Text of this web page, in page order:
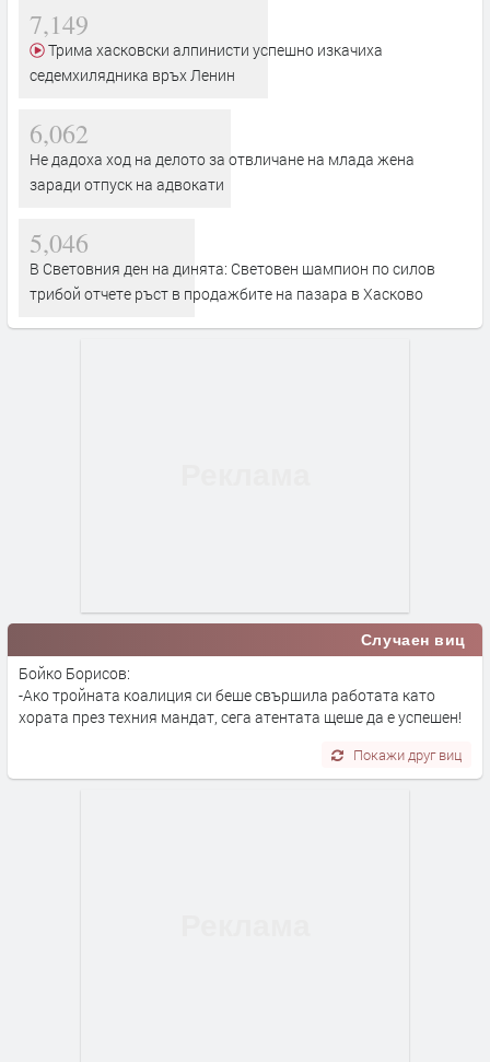
7,149
седемхилядника връх Ленин
6,062
Не дадоха ход на делото за отвличане на млада жена
заради отпуск на адвокати
5,046
В Световния ден на динята: Световен шампион по силов
трибой отчете ръст в продажбите на пазара в Хасково
Случаен виц
Бойко Борисов:
-Ако тройната коалиция си беше свършила работата като
хората през техния мандат, сега атентата щеше да е успешен!
Покажи друг виц